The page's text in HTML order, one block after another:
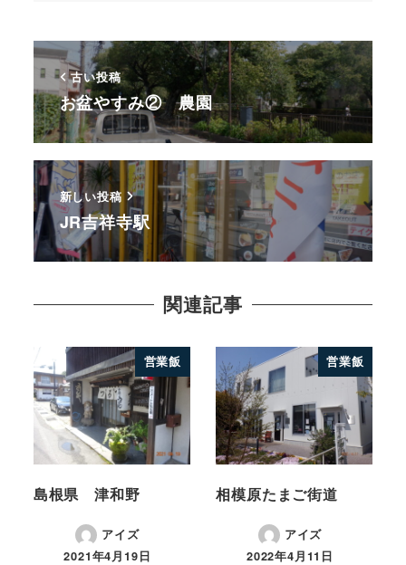
古い投稿
お盆やすみ② 農園
新しい投稿
JR吉祥寺駅
関連記事
営業飯
島根県 津和野
アイズ
2021年4月19日
営業飯
相模原たまご街道
アイズ
2022年4月11日